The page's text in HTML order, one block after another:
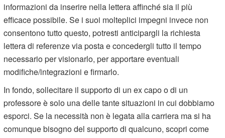
informazioni da inserire nella lettera affinché sia il più
efficace possibile. Se i suoi molteplici impegni invece non
consentono tutto questo, potresti anticipargli la richiesta
lettera di referenze via posta e concedergli tutto il tempo
necessario per visionarlo, per apportare eventuali
modifiche/integrazioni e firmarlo.
In fondo, sollecitare il supporto di un ex capo o di un
professore è solo una delle tante situazioni in cui dobbiamo
esporci. Se la necessità non è legata alla carriera ma si ha
comunque bisogno del supporto di qualcuno, scopri come